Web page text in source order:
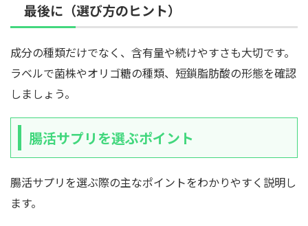
最後に（選び方のヒント）
成分の種類だけでなく、含有量や続けやすさも大切です。
ラベルで菌株やオリゴ糖の種類、短鎖脂肪酸の形態を確認
しましょう。
腸活サプリを選ぶポイント
腸活サプリを選ぶ際の主なポイントをわかりやすく説明し
ます。